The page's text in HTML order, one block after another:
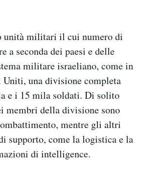
unità militari il cui numero di
a seconda dei paesi e delle
militare israeliano, come in
una divisione completa
e i 15 mila soldati. Di solito
membri della divisione sono
mentre gli altri
supporto, come la logistica e la
di intelligence.